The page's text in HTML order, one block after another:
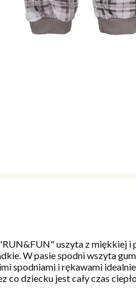
uszyta z miękkiej
W pasie spodni wszyta
spodniami i rękawami
co dziecku jest cały czas